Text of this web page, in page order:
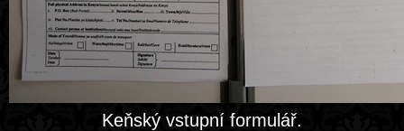
Keňský vstupní formulář.